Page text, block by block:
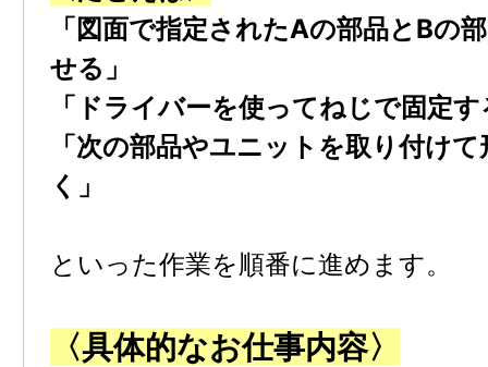
「図⾯で指定されたAの部品とBの
せる」
「ドライバーを使ってねじで固定
「次の部品やユニットを取り付け
く」
といった作業を順番に進めます。
〈具体的なお仕事内容〉